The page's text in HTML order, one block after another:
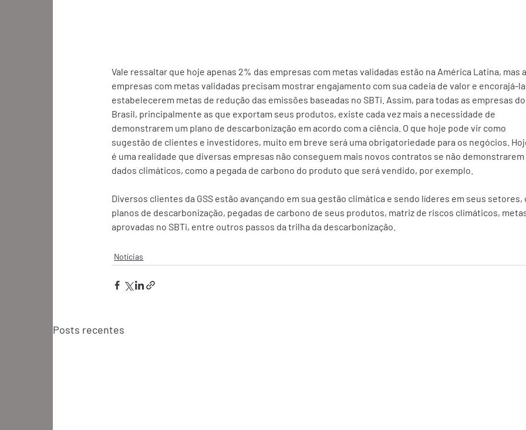
Vale ressaltar que hoje apenas 2% das empresas com metas validadas estão na América Latina, mas
empresas com metas validadas precisam mostrar engajamento com sua cadeia de valor e encorajá-
estabelecerem metas de redução das emissões baseadas no SBTi. Assim, para todas as empresas do
Brasil, principalmente as que exportam seus produtos, existe cada vez mais a necessidade de
demonstrarem um plano de descarbonização em acordo com a ciência. O que hoje pode vir como
sugestão de clientes e investidores, muito em breve será uma obrigatoriedade para os negócios.
é uma realidade que diversas empresas não conseguem mais novos contratos se não demonstrarem
dados climáticos, como a pegada de carbono do produto que será vendido, por exemplo.
Diversos clientes da GSS estão avançando em sua gestão climática e sendo líderes em seus setores,
planos de descarbonização, pegadas de carbono de seus produtos, matriz de riscos climáticos,
aprovadas no SBTi, entre outros passos da trilha da descarbonização.
Notícias
Posts recentes